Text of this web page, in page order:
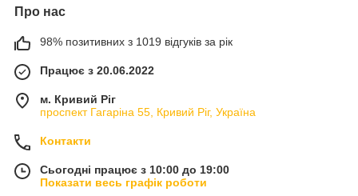
Про нас
98% позитивних з 1019 відгуків за рік
Працює з 20.06.2022
м. Кривий Ріг
проспект Гагаріна 55, Кривий Ріг, Україна
Контакти
Сьогодні працює з 10:00 до 19:00
Показати весь графік роботи